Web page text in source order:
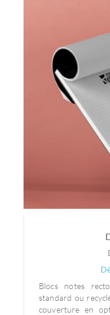
Blocs notes
standard ou
couverture en